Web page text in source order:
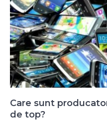
Care sunt
de top?